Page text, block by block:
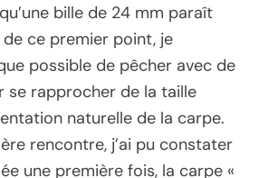
bille de 24 mm paraît
ce premier point, je
possible de pêcher avec de
se rapprocher de la taille
naturelle de la carpe.
rencontre, j’ai pu constater
une première fois, la carpe «